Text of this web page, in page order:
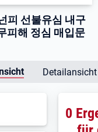
피 선불유심 내구
피해 정심 매입문
Detailansicht
0